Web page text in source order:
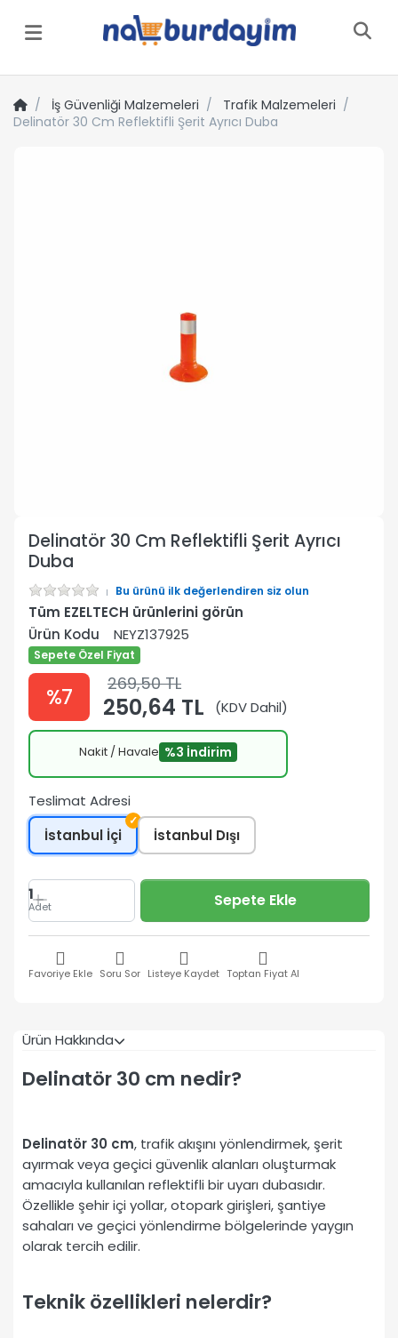
Menü
İş Güvenliği Malzemeleri
Trafik Malzemeleri
Delinatör 30 Cm Reflektifli Şerit Ayrıcı Duba
Delinatör 30 Cm Reflektifli Şerit Ayrıcı
Duba
Bu ürünü ilk değerlendiren siz olun
Tüm EZELTECH ürünlerini görün
Ürün Kodu
NEYZ137925
Sepete Özel Fiyat
%7 269,50 TL
250,64 TL (KDV Dahil)
Nakit / Havale %3 İndirim
Teslimat Adresi
İstanbul İçi
✓
İstanbul Dışı
1
Adet Sepete Ekle
Favoriye Ekle Soru Sor Listeye Kaydet Toptan Fiyat Al
Ürün Hakkında
Delinatör 30 cm nedir?
Delinatör 30 cm, trafik akışını yönlendirmek, şerit
ayırmak veya geçici güvenlik alanları oluşturmak
amacıyla kullanılan reflektifli bir uyarı dubasıdır.
Özellikle şehir içi yollar, otopark girişleri, şantiye
sahaları ve geçici yönlendirme bölgelerinde yaygın
olarak tercih edilir.
Teknik özellikleri nelerdir?